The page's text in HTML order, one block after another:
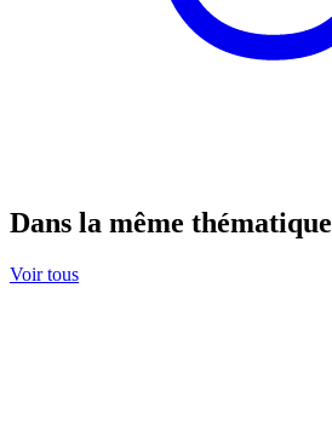
Dans la même thématique
Voir tous